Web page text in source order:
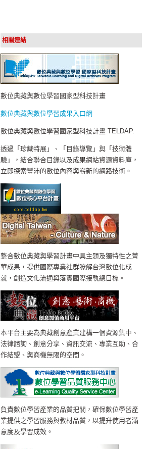
相關連結
數位典藏與數位學習國家型科技計畫
數位典藏與數位學習成果入口網
數位典藏與數位學習國家型科技計畫 TELDAP.
透過「珍藏特展」、「目錄導覽」與「技術體
驗」，結合聯合目錄以及成果網站資源資料庫，
立即探索豐沛的數位內容與嶄新的網路技術。
整合數位典藏與學習計畫中具主題及獨特性之菁
華成果，提供國際專業社群瞭解台灣數位化成
就，創造文化流通與落實國際接軌總目標。
本平台主要為典藏創意產業建構一個資源集中、
法律諮詢、創意分享、資訊交流、專業互助、合
作結盟、與商機無限的空間。
負責數位學習產業的品質把關，確保數位學習產
業提供之學習服務與教材品質，以提升使用者滿
意度及學習成效。